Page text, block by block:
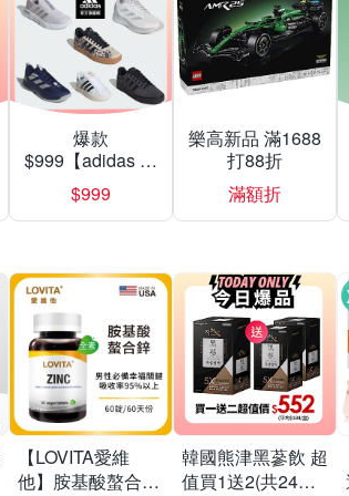
爆款
$999【adidas 愛
迪達】男/女 精選
運動鞋休閒鞋 任
選均一價
$999
樂高新品 滿1688
打88折
滿額折
【LOVITA愛維
他】胺基酸螯合鋅
韓國熊津黑蔘飲 超
值買1送2(共24入